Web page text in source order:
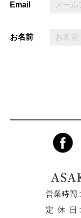
Email
お名前
営業時間 :
定休
日 :